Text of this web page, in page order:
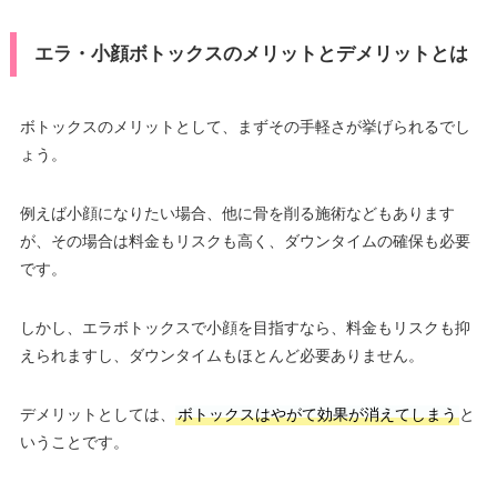
エラ・小顔ボトックスのメリットとデメリットとは
ボトックスのメリットとして、まずその手軽さが挙げられるでし
ょう。
例えば小顔になりたい場合、他に骨を削る施術などもあります
が、その場合は料金もリスクも高く、ダウンタイムの確保も必要
です。
しかし、エラボトックスで小顔を目指すなら、料金もリスクも抑
えられますし、ダウンタイムもほとんど必要ありません。
デメリットとしては、 ボトックスはやがて効果が消えてしまうと
いうことです。